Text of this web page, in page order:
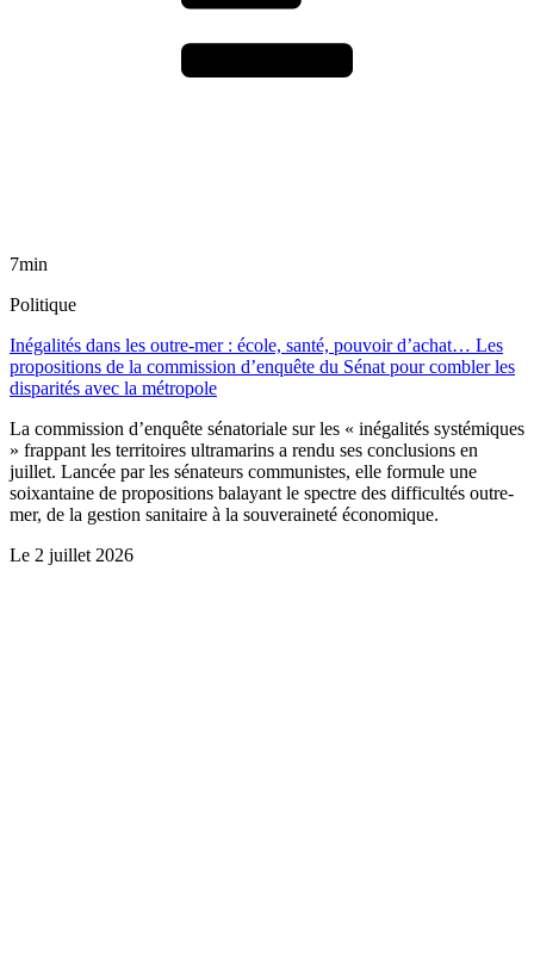
7min
Politique
Inégalités dans les outre-mer : école, santé, pouvoir d’achat… Les
propositions de la commission d’enquête du Sénat pour combler les
disparités avec la métropole
La commission d’enquête sénatoriale sur les « inégalités systémiques
» frappant les territoires ultramarins a rendu ses conclusions en
juillet. Lancée par les sénateurs communistes, elle formule une
soixantaine de propositions balayant le spectre des difficultés outre-
mer, de la gestion sanitaire à la souveraineté économique.
Le 2 juillet 2026